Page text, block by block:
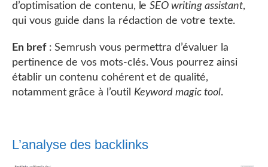
d’optimisation de contenu, leSEO writing assistant,
qui vous guide dans la rédaction de votre texte.
En bref: Semrush vous permettra d’évaluer la
pertinence de vos mots-clés. Vous pourrez ainsi
établir un contenu cohérent et de qualité,
notamment grâce à l’outil Keyword magic tool.
L’analyse des backlinks